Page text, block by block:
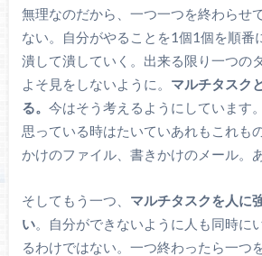
無理なのだから、一つ一つを終わらせ
ない。自分がやることを1個1個を順番
潰して潰していく。出来る限り一つの
よそ見をしないように。 マルチタスク
る。 今はそう考えるようにしています
思っている時はたいていあれもこれも
かけのファイル、書きかけのメール。
そしてもう一つ、 マルチタスクを人に
い。自分ができないように人も同時に
るわけではない。一つ終わったら一つ